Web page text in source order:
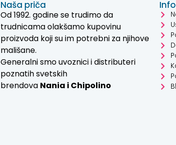
Naša priča
Od 1992. godine se trudimo da
trudnicama olakšamo kupovinu
proizvoda koji su im potrebni za njihove
mališane.
Generalni smo uvoznici i distributeri
poznatih svetskih
brendova Nania i Chipolino